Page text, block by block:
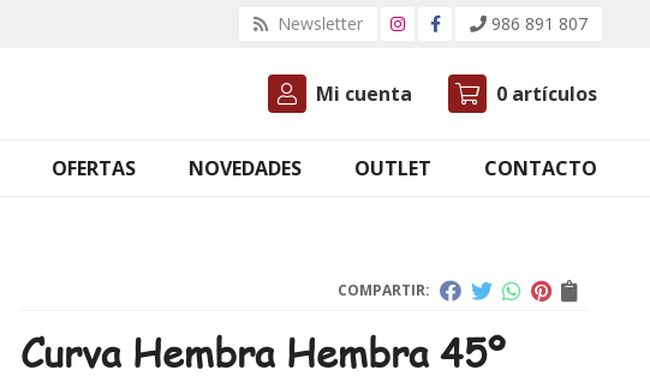
Newsletter 986 891 807
Mi cuenta 0 artículos
OFERTAS NOVEDADES OUTLET CONTACTO
COMPARTIR:
Curva Hembra Hembra 45º